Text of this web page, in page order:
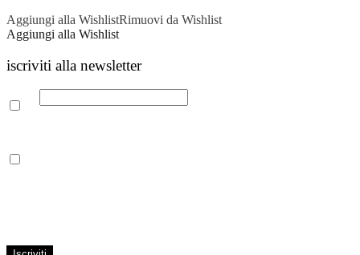
Aggiungi alla WishlistRimuovi da Wishlist
Aggiungi alla Wishlist
iscriviti alla newsletter
Email